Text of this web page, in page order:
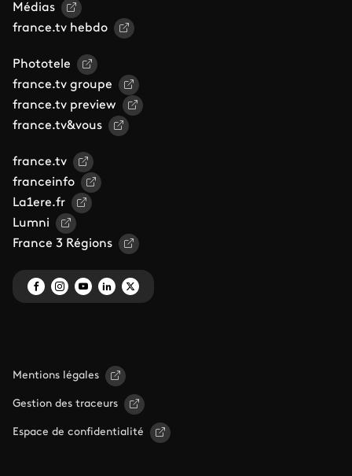
Médias
france.tv hebdo
Phototele
france.tv groupe
france.tv preview
france.tv&vous
france.tv
franceinfo
La1ere.fr
Lumni
France 3 Régions
Mentions légales
Gestion des traceurs
Espace de confidentialité